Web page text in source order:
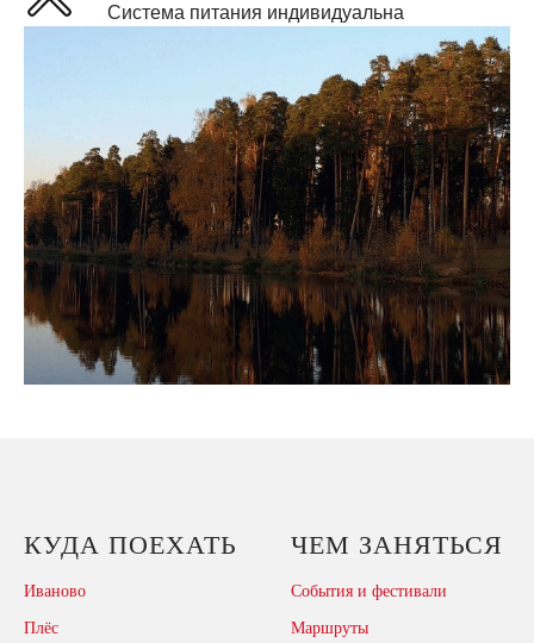
Система питания индивидуальна
КУДА ПОЕХАТЬ
Иваново
Плёс
ЧЕМ ЗАНЯТЬСЯ
События и фестивали
Маршруты